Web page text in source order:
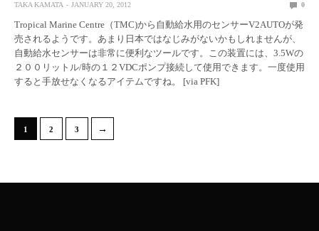
TAKA KAMATA JANUARY 20, 2012 0
Tropical Marine Centre（TMC)から自動給水用のセンサーV2AUTOが発
売されるようです。あまり日本ではなじみがないかもしれませんが、
自動給水センサーは非常に便利なツールです。この装置には、3.5Wの
２００リットル/時の１２VDCポンプ接続して使用できます。一度使用
すると手放せなくなるアイテムですね。 [via PFK]
1 2 3 →